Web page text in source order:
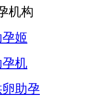
机构
姬
机
助孕